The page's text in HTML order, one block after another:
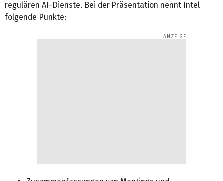
regulären AI-Dienste. Bei der Präsentation nennt Intel
folgende Punkte: